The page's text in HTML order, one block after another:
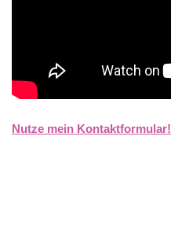
Nutze mein Kontaktformular!